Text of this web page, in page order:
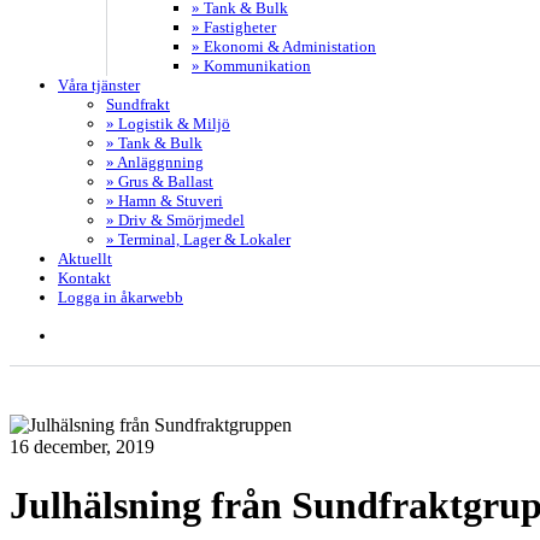
» Tank & Bulk
» Fastigheter
» Ekonomi & Administation
» Kommunikation
Våra tjänster
Sundfrakt
» Logistik & Miljö
» Tank & Bulk
» Anläggnning
» Grus & Ballast
» Hamn & Stuveri
» Driv & Smörjmedel
» Terminal, Lager & Lokaler
Aktuellt
Kontakt
Logga in åkarwebb
16 december, 2019
Julhälsning från